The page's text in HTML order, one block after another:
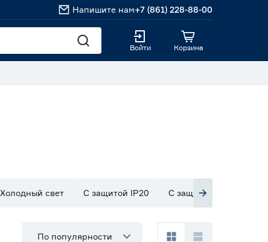
Напишите нам+7 (861) 228-88-00
Войти Корзина
Холодный свет С защитой IP20 С защитой IP33
По популярности